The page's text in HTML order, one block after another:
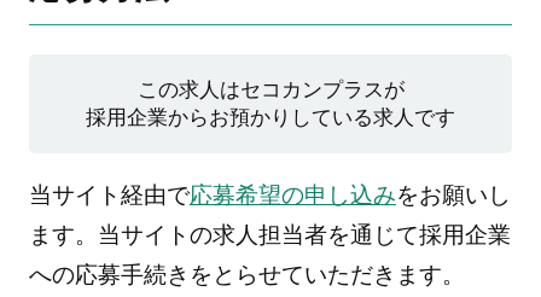
この求人はセコカンプラスが
採用企業からお預かりしている求人です
当サイト経由で応募希望の申し込みをお願いし
ます。当サイトの求人担当者を通じて採用企業
への応募手続きをとらせていただきます。